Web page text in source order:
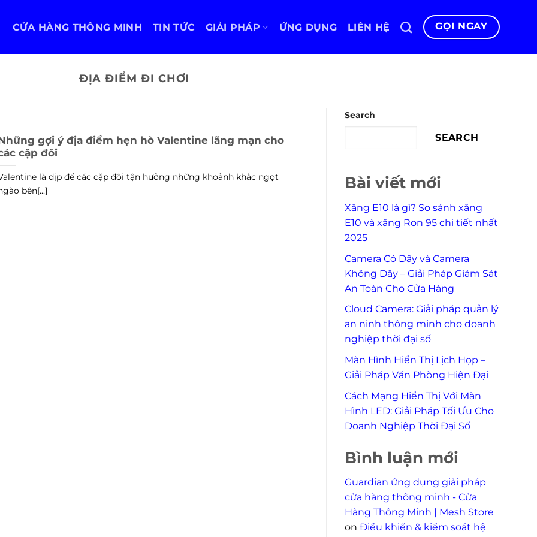
CỬA HÀNG THÔNG MINH TIN TỨC GIẢI PHÁP ỨNG DỤNG LIÊN HỆ GỌI NGAY
ĐỊA ĐIỂM ĐI CHƠI
gợi ý địa điểm hẹn hò Valentine lãng mạn cho
cặp đôi
là dịp để các cặp đôi tận hưởng những khoảnh khắc ngọt
bên[...]
Search
SEARCH
Bài viết mới
Xăng E10 là gì? So sánh xăng
E10 và xăng Ron 95 chi tiết nhất
2025
Camera Có Dây và Camera
Không Dây – Giải Pháp Giám Sát
An Toàn Cho Cửa Hàng
Cloud Camera: Giải pháp quản lý
an ninh thông minh cho doanh
nghiệp thời đại số
Màn Hình Hiển Thị Lịch Họp –
Giải Pháp Văn Phòng Hiện Đại
Cách Mạng Hiển Thị Với Màn
Hình LED: Giải Pháp Tối Ưu Cho
Doanh Nghiệp Thời Đại Số
Bình luận mới
Guardian ứng dụng giải pháp
cửa hàng thông minh - Cửa
Hàng Thông Minh | Mesh Store
on Điều khiển & kiểm soát hệ